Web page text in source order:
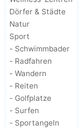
Dörfer & Städte
Natur
Sport
- Schwimmbader
- Radfahren
- Wandern
- Reiten
- Golfplatze
- Surfen
- Sportangeln